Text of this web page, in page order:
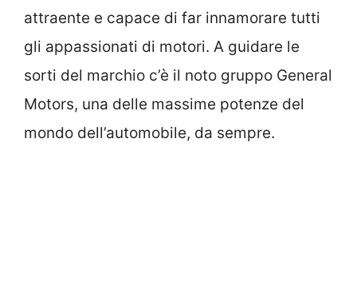
attraente e capace di far innamorare tutti
gli appassionati di motori. A guidare le
sorti del marchio c’è il noto gruppo General
Motors, una delle massime potenze del
mondo dell’automobile, da sempre.